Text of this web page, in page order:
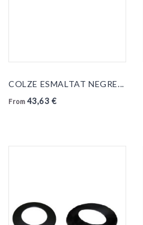
COLZE ESMALTAT NEGRE...
From 43,63 €